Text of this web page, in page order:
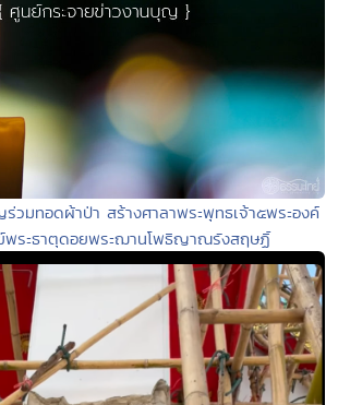
วมทอดผ้าป่า สร้างศาลาพระพุทธเจ้า๕พระองค์
ระธาตุดอยพระฌานโพธิญาณรังสฤษฏิ์